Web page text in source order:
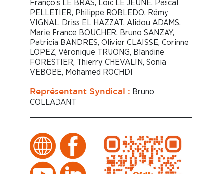
François LE BRAS, Loïc LE JEUNE, Pascal
PELLETIER, Philippe ROBLEDO, Rémy
VIGNAL, Driss EL HAZZAT, Alidou ADAMS,
Marie France BOUCHER, Bruno SANZAY,
Patricia BANDRES, Olivier CLAISSE, Corinne
LOPEZ, Véronique TRUONG, Blandine
FORESTIER, Thierry CHEVALIN, Sonia
VEBOBE, Mohamed ROCHDI
Représentant Syndical : Bruno
COLLADANT